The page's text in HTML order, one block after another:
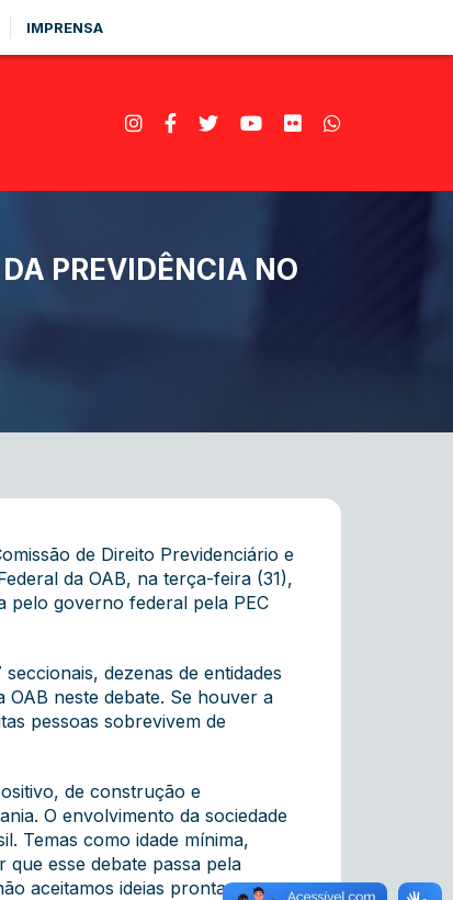
IMPRENSA
PREVIDÊNCIA NO
de Direito Previdenciário e
da OAB, na terça-feira (31),
pelo governo federal pela PEC
dezenas de entidades
OAB neste debate. Se houver a
pessoas sobrevivem de
de construção e
O envolvimento da sociedade
Temas como idade mínima,
esse debate passa pela
aceitamos ideias prontas que